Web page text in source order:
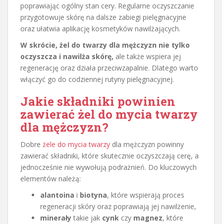
poprawiając ogólny stan cery. Regularne oczyszczanie
przygotowuje skórę na dalsze zabiegi pielęgnacyjne
oraz ułatwia aplikację kosmetyków nawilżających.
W skrócie, żel do twarzy dla mężczyzn nie tylko
oczyszcza i nawilża skórę, ale także wspiera jej
regenerację oraz działa przeciwzapalnie. Dlatego warto
włączyć go do codziennej rutyny pielęgnacyjnej.
Jakie składniki powinien
zawierać żel do mycia twarzy
dla mężczyzn?
Dobre żele do mycia twarzy dla mężczyzn powinny
zawierać składniki, które skutecznie oczyszczają cerę, a
jednocześnie nie wywołują podrażnień. Do kluczowych
elementów należą:
alantoina i biotyna, które wspierają proces
regeneracji skóry oraz poprawiają jej nawilżenie,
minerały takie jak cynk czy magnez, które